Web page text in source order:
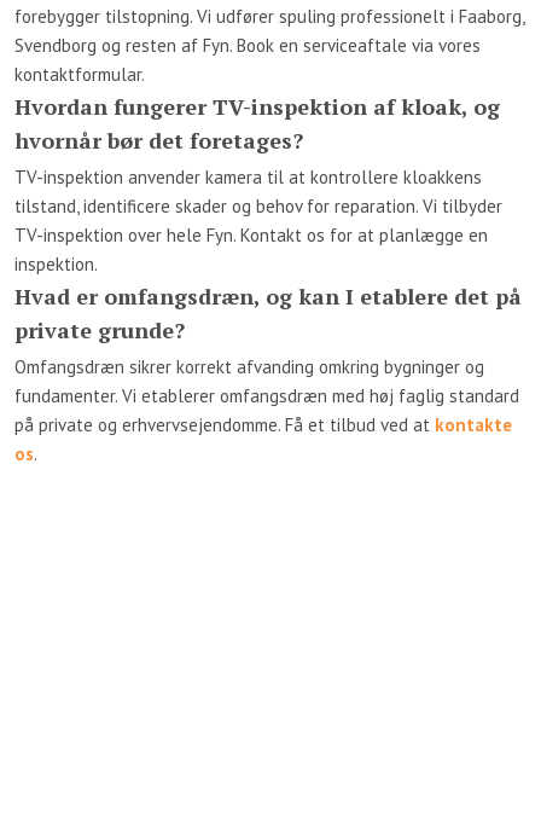
forebygger tilstopning. Vi udfører spuling professionelt i Faaborg,
Svendborg og resten af Fyn. Book en serviceaftale via vores
kontaktformular.
Hvordan fungerer TV-inspektion af kloak, og
hvornår bør det foretages?
TV-inspektion anvender kamera til at kontrollere kloakkens
tilstand, identificere skader og behov for reparation. Vi tilbyder
TV-inspektion over hele Fyn. Kontakt os for at planlægge en
inspektion.
Hvad er omfangsdræn, og kan I etablere det på
private grunde?
Omfangsdræn sikrer korrekt afvanding omkring bygninger og
fundamenter. Vi etablerer omfangsdræn med høj faglig standard
på private og erhvervsejendomme. Få et tilbud ved at kontakte
os.